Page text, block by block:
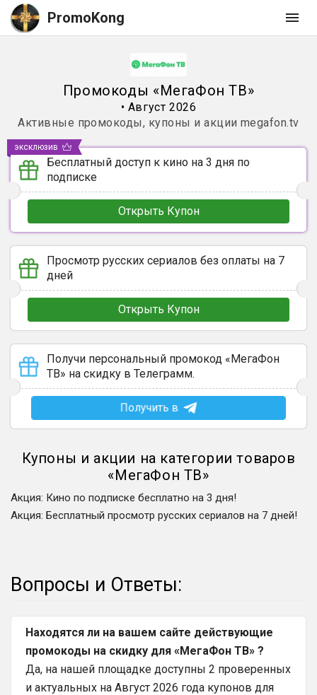
PromoKong
Промокоды «МегаФон ТВ»
• Август 2026
Активные промокоды, купоны и акции megafon.tv
Бесплатный доступ к кино на 3 дня по
подписке
Открыть Купон
эксклюзив
Просмотр русских сериалов без оплаты на 7
дней
Открыть Купон
Получи персональный промокод «МегаФон
ТВ» на скидку в Телеграмм.
Получить в
Купоны и акции на категории товаров
«МегаФон ТВ»
Акция: Кино по подписке бесплатно на 3 дня!
Акция: Бесплатный просмотр русских сериалов на 7 дней!
Вопросы и Ответы:
Находятся ли на вашем сайте действующие
промокоды на скидку для «МегаФон ТВ» ?
Да, на нашей площадке доступны 2 проверенных
и актуальных на Август 2026 года купонов для